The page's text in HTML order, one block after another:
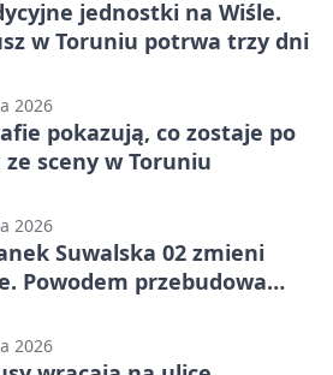
jednostki na Wiśle.
w Toruniu potrwa trzy dni
2026
pokazują, co zostaje po
ze sceny w Toruniu
2026
Suwalska 02 zmieni
Powodem przebudowa
2026